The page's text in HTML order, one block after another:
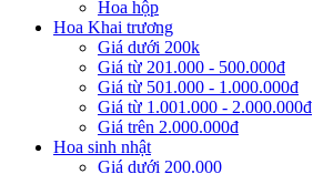
Hoa hộp
Hoa Khai trương
Giá dưới 200k
Giá từ 201.000 - 500.000đ
Giá từ 501.000 - 1.000.000đ
Giá từ 1.001.000 - 2.000.000đ
Giá trên 2.000.000đ
Hoa sinh nhật
Giá dưới 200.000